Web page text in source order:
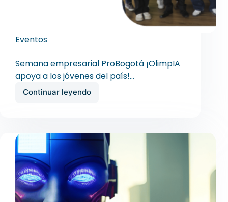
Eventos
Semana empresarial ProBogotá ¡OlimpIA
apoya a los jóvenes del país!…
Continuar leyendo